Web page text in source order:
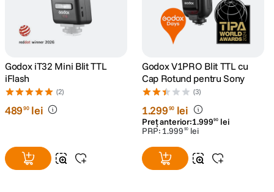
card memorie
8 dji mic mini
9 dji osmo
10 . insta 360
Godox iT32 Mini Blit TTL
iFlash
(2)
48990 lei
Godox V1PRO Blit TTL cu
Cap Rotund pentru Sony
(3)
1.29990 lei
Preț anterior:1.99990 lei
PRP: 1.999 90 lei